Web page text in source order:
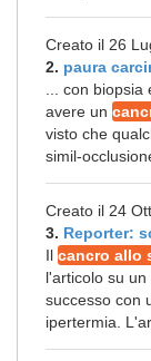
Creato il 26
2. paura
... con
avere un
visto che
simil-
Creato il 24
3. Reporter:
Il cancro allo
l'articolo su
successo con
ipertermia.